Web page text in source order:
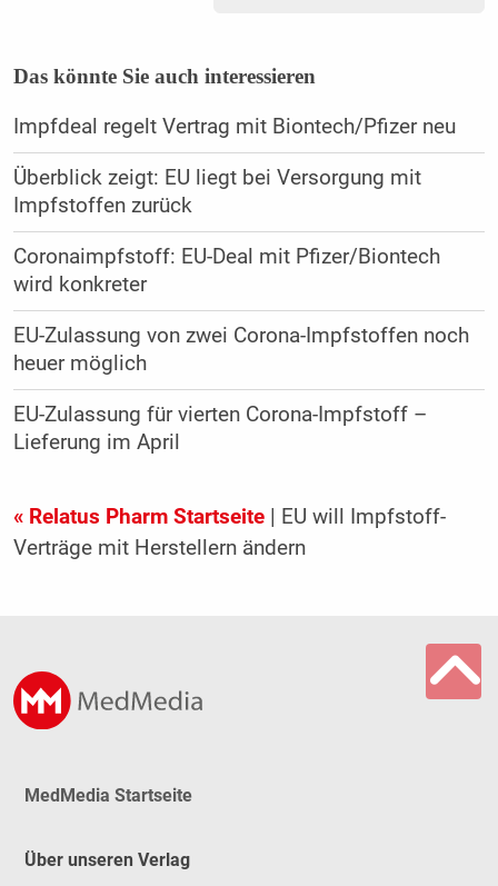
Das könnte Sie auch interessieren
Impfdeal regelt Vertrag mit Biontech/Pfizer neu
Überblick zeigt: EU liegt bei Versorgung mit
Impfstoffen zurück
Coronaimpfstoff: EU-Deal mit Pfizer/Biontech
wird konkreter
EU-Zulassung von zwei Corona-Impfstoffen noch
heuer möglich
EU-Zulassung für vierten Corona-Impfstoff –
Lieferung im April
« Relatus Pharm Startseite| EU will Impfstoff-
Verträge mit Herstellern ändern
MedMedia Startseite
Über unseren Verlag